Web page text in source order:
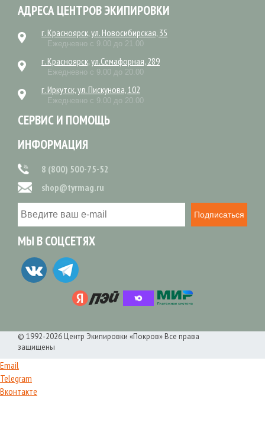
АДРЕСА ЦЕНТРОВ ЭКИПИРОВКИ
г. Красноярск, ул. Новосибирская, 35
Ежедневно с 9.00 до 21.00
г. Красноярск, ул.Семафорная, 289
Ежедневно с 9.00 до 20.00
г. Иркутск, ул. Пискунова, 102
Ежедневно с 9.00 до 20.00
СЕРВИС И ПОМОЩЬ
ИНФОРМАЦИЯ
8 (800) 500-75-52
shop@tyrmag.ru
Подписаться
МЫ В СОЦСЕТЯХ
© 1992-2026 Центр Экипировки «Покров» Все права
защищены
Email
Telegram
Вконтакте